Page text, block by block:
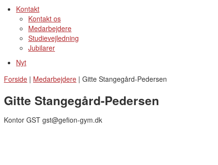
Kontakt
Kontakt os
Medarbejdere
Studievejledning
Jubilarer
Nyt
Forside | Medarbejdere | Gitte Stangegård-Pedersen
Gitte Stangegård-Pedersen
Kontor GST gst@gefion-gym.dk